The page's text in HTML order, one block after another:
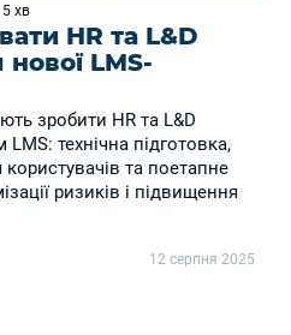
5 хв
HR та L&D
LMS-
зробити HR та L&D
технічна підготовка,
та поетапне
ризиків і підвищення
12 серпня 2025